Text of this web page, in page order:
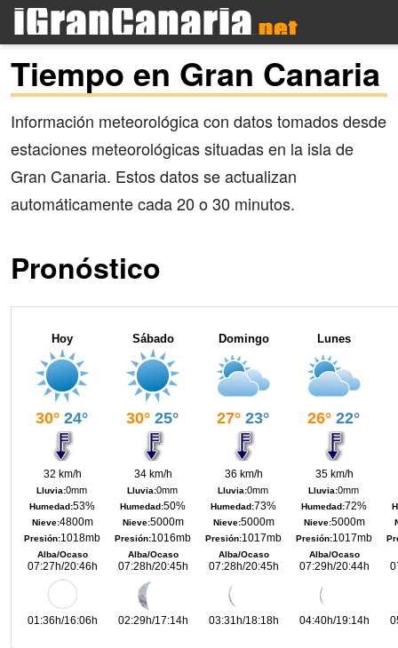
Tiempo en Gran Canaria
Información meteorológica con datos tomados desde
estaciones meteorológicas situadas en la isla de
Gran Canaria. Estos datos se actualizan
automáticamente cada 20 o 30 minutos.
Pronóstico